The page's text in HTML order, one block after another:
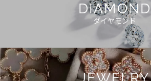
DIAMOND
ダイヤモンド
JEWELRY